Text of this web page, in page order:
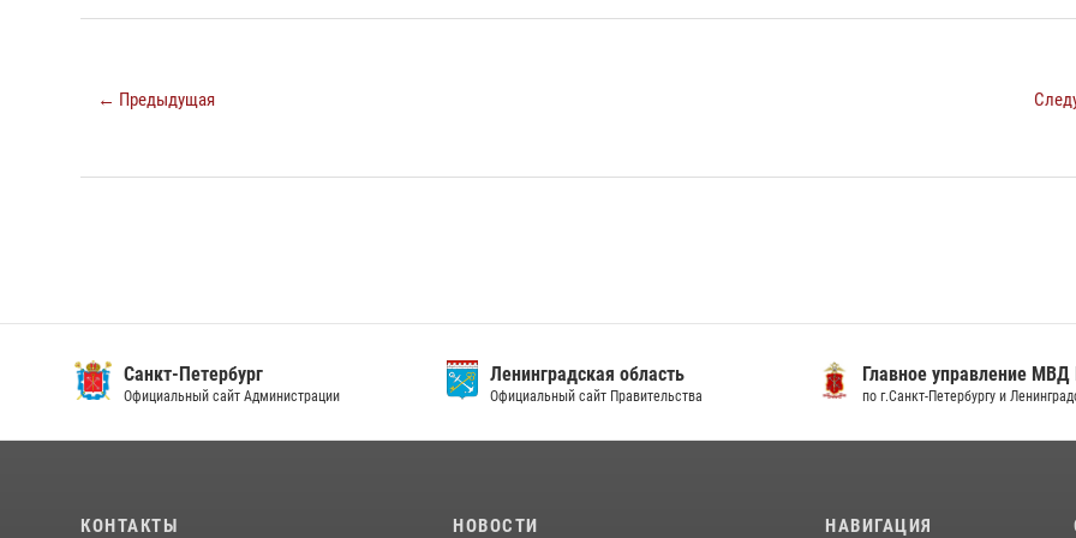
← Предыдущая
Санкт-Петербург
Официальный сайт Администрации
Ленинградская область
Официальный сайт Правительства
Главное управление МВД
по г.Санкт-Петербургу и
КОНТАКТЫ НОВОСТИ НАВИГАЦИЯ